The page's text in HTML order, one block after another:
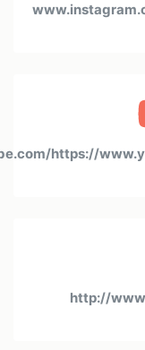
https://
http://